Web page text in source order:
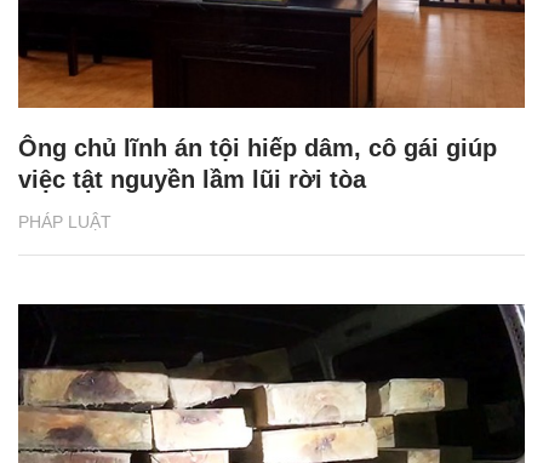
PHÁP LUẬT
Ông chủ lĩnh án tội hiếp dâm, cô gái giúp
việc tật nguyền lầm lũi rời tòa